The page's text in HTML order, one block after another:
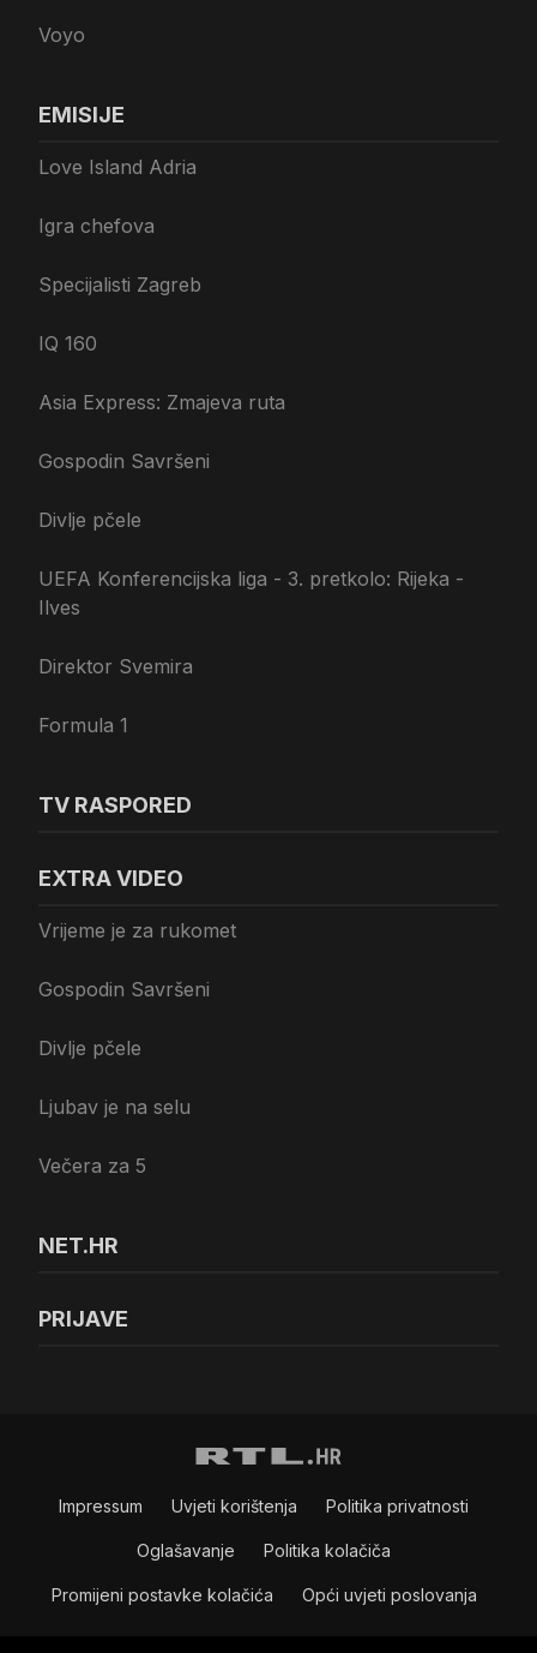
Voyo
EMISIJE
Love Island Adria
Igra chefova
Specijalisti Zagreb
IQ 160
Asia Express: Zmajeva ruta
Gospodin Savršeni
Divlje pčele
UEFA Konferencijska liga - 3. pretkolo: Rijeka -
Ilves
Direktor Svemira
Formula 1
TV RASPORED
EXTRA VIDEO
Vrijeme je za rukomet
Gospodin Savršeni
Divlje pčele
Ljubav je na selu
Večera za 5
NET.HR
PRIJAVE
Impressum Uvjeti korištenja Politika privatnosti
Oglašavanje Politika kolačiča
Promijeni postavke kolačića Opći uvjeti poslovanja